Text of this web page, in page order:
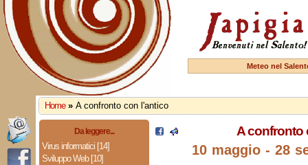
Meteo nel
Home » A confronto con l'antico
Da leggere...
Virus informatici [14]
Sviluppo Web [10]
A confronto
10 maggio - 28